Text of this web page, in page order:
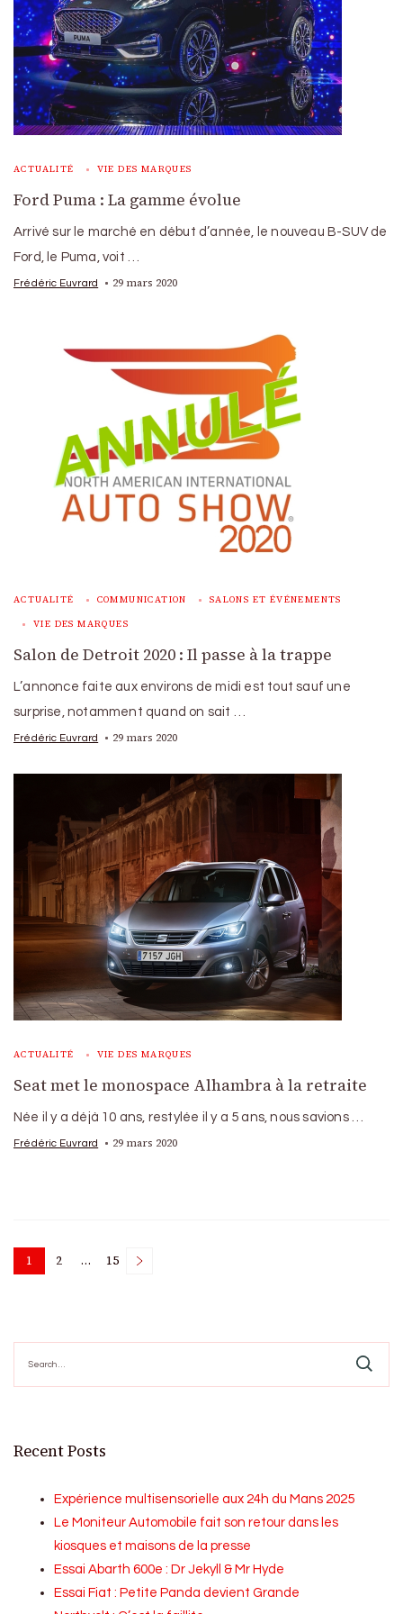
ACTUALITÉ VIE DES MARQUES
Ford Puma : La gamme évolue
Arrivé sur le marché en début d’année, le nouveau B-SUV de
Ford, le Puma, voit …
Frédéric Euvrard 29 mars 2020
ACTUALITÉ COMMUNICATION SALONS ET ÉVÉNEMENTS
VIE DES MARQUES
Salon de Detroit 2020 : Il passe à la trappe
L’annonce faite aux environs de midi est tout sauf une
surprise, notamment quand on sait …
Frédéric Euvrard 29 mars 2020
ACTUALITÉ VIE DES MARQUES
Seat met le monospace Alhambra à la retraite
Née il y a déjà 10 ans, restylée il y a 5 ans, nous savions …
Frédéric Euvrard 29 mars 2020
Posts
Page
1 Page
2 … Page
15
for:
Recent Posts
Expérience multisensorielle aux 24h du Mans 2025
Le Moniteur Automobile fait son retour dans les
kiosques et maisons de la presse
Essai Abarth 600e : Dr Jekyll & Mr Hyde
Essai Fiat : Petite Panda devient Grande